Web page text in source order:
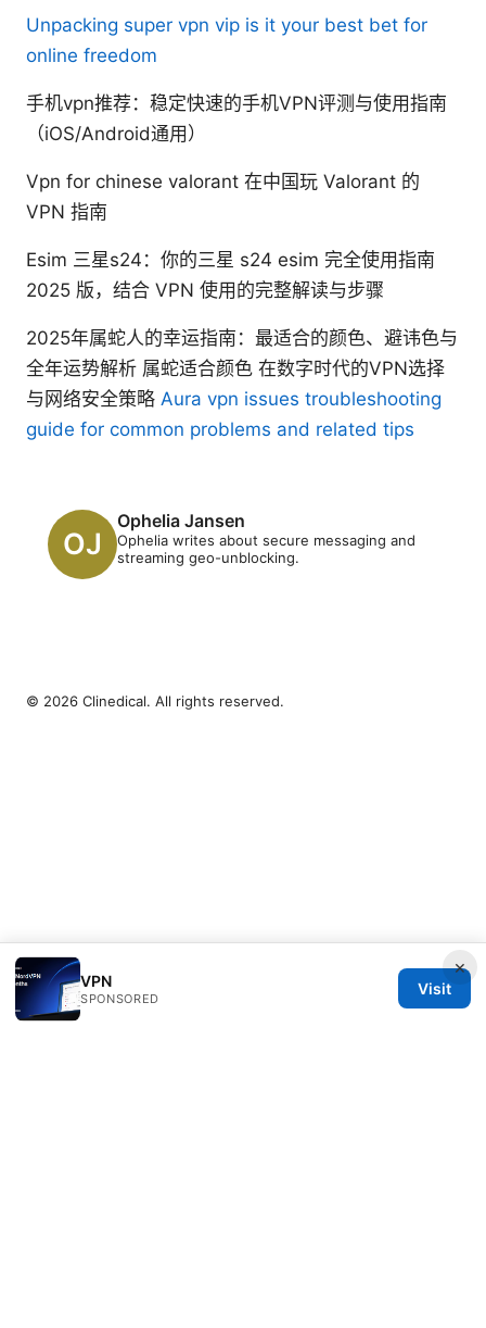
Unpacking super vpn vip is it your best bet for
online freedom
手机vpn推荐：稳定快速的手机VPN评测与使用指南
（iOS/Android通用）
Vpn for chinese valorant 在中国玩 Valorant 的
VPN 指南
Esim 三星s24：你的三星 s24 esim 完全使用指南
2025 版，结合 VPN 使用的完整解读与步骤
2025年属蛇人的幸运指南：最适合的颜色、避讳色与
全年运势解析 属蛇适合颜色 在数字时代的VPN选择
与网络安全策略 Aura vpn issues troubleshooting
guide for common problems and related tips
Ophelia Jansen
Ophelia writes about secure messaging and
streaming geo-unblocking.
×
VPN
SPONSORED
Visit
© 2026 Clinedical. All rights reserved.